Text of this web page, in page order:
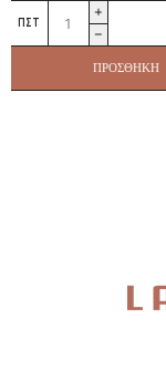
Σετ
Μαχαιριών
Μπριζόλας
Monaco+
ΠΡΟΣΘΉΚΗ